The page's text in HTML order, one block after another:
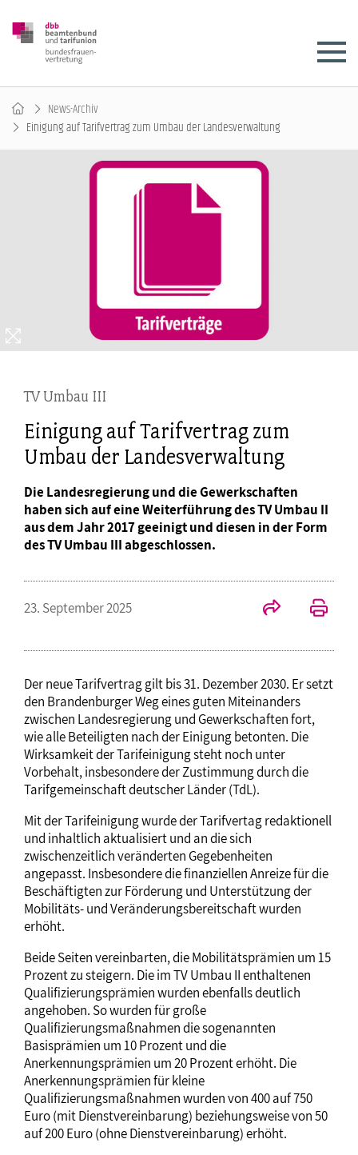
News-Archiv
Einigung auf Tarifvertrag zum Umbau der Landesverwaltung
TV Umbau III
Einigung auf Tarifvertrag zum
Umbau der Landesverwaltung
Die Landesregierung und die Gewerkschaften
haben sich auf eine Weiterführung des TV Umbau II
aus dem Jahr 2017 geeinigt und diesen in der Form
des TV Umbau III abgeschlossen.
23. September 2025
Der neue Tarifvertrag gilt bis 31. Dezember 2030. Er setzt
den Brandenburger Weg eines guten Miteinanders
zwischen Landesregierung und Gewerkschaften fort,
wie alle Beteiligten nach der Einigung betonten. Die
Wirksamkeit der Tarifeinigung steht noch unter
Vorbehalt, insbesondere der Zustimmung durch die
Tarifgemeinschaft deutscher Länder (TdL).
Mit der Tarifeinigung wurde der Tarifvertag redaktionell
und inhaltlich aktualisiert und an die sich
zwischenzeitlich veränderten Gegebenheiten
angepasst. Insbesondere die finanziellen Anreize für die
Beschäftigten zur Förderung und Unterstützung der
Mobilitäts- und Veränderungsbereitschaft wurden
erhöht.
Beide Seiten vereinbarten, die Mobilitätsprämien um 15
Prozent zu steigern. Die im TV Umbau II enthaltenen
Qualifizierungsprämien wurden ebenfalls deutlich
angehoben. So wurden für große
Qualifizierungsmaßnahmen die sogenannten
Basisprämien um 10 Prozent und die
Anerkennungsprämien um 20 Prozent erhöht. Die
Anerkennungsprämien für kleine
Qualifizierungsmaßnahmen wurden von 400 auf 750
Euro (mit Dienstvereinbarung) beziehungsweise von 50
auf 200 Euro (ohne Dienstvereinbarung) erhöht.